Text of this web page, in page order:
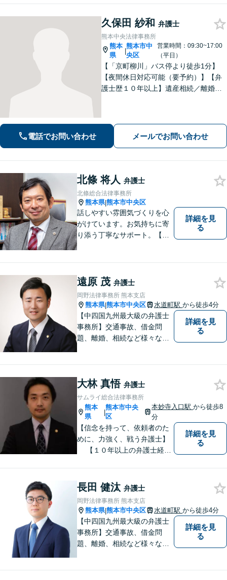
久保田 紗和 弁護士
熊本中央法律事務所
熊本
県
|
熊本市中
央区
営業時間：09:30~17:00
（平日）
【「京町柳川」バス停より徒歩1分】
【夜間休日対応可能（要予約）】【弁
護士歴１０年以上】遺産相続／離婚・
す。お気軽にご相談ください。
電話でお問い合わせ メールでお問い合わせ
北條 将人 弁護士
北條総合法律事務所
熊本県|熊本市中央区
話しやすい雰囲気づくりを心
がけています。お気持ちに寄
り添う丁寧なサポート。【借
ート。企業からのご相談も承
ります【交通事故】弁護士費
用特約の利用可【夜間・休日
面談可】
詳細を見
る
遠原 茂 弁護士
岡野法律事務所 熊本支店
熊本県|熊本市中央区 水道町駅 から徒歩4分
【中四国九州最大級の弁護士
事務所】交通事故、借金問
題、離婚、相続など様々な問
い！
詳細を見
る
大林 真悟 弁護士
サムライ総合法律事務所
熊本
県
|
熊本市中央
区
本妙寺入口駅から徒歩8
分
【信念を持って、依頼者のた
めに、力強く、戦う弁護士】
【１０年以上の弁護士経
護の３つの分野に力を注ぐ弁
護士】
詳細を見
る
長田 健汰 弁護士
岡野法律事務所 熊本支店
熊本県|熊本市中央区 水道町駅 から徒歩4分
【中四国九州最大級の弁護士
事務所】交通事故、借金問
題、離婚、相続など様々な問
詳細を見
る